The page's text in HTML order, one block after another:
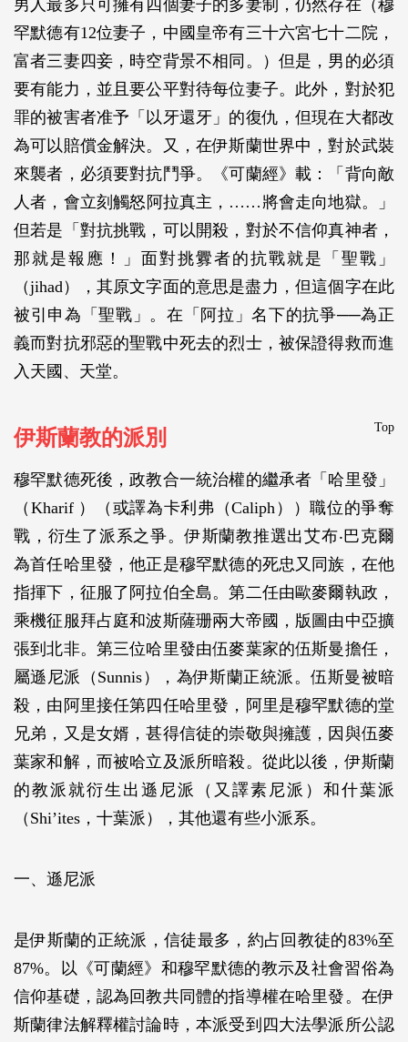
男人最多只可擁有四個妻子的多妻制，仍然存在（穆
罕默德有12位妻子，中國皇帝有三十六宮七十二院，
富者三妻四妾，時空背景不相同。）但是，男的必須
要有能力，並且要公平對待每位妻子。此外，對於犯
罪的被害者准予「以牙還牙」的復仇，但現在大都改
為可以賠償金解決。又，在伊斯蘭世界中，對於武裝
來襲者，必須要對抗鬥爭。《可蘭經》載：「背向敵
人者，會立刻觸怒阿拉真主，……將會走向地獄。」
但若是「對抗挑戰，可以開殺，對於不信仰真神者，
那就是報應！」面對挑釁者的抗戰就是「聖戰」
（jihad），其原文字面的意思是盡力，但這個字在此
被引申為「聖戰」。在「阿拉」名下的抗爭──為正
義而對抗邪惡的聖戰中死去的烈士，被保證得救而進
入天國、天堂。
Top
伊斯蘭教的派別
穆罕默德死後，政教合一統治權的繼承者「哈里發」
（Kharif ）（或譯為卡利弗（Caliph））職位的爭奪
戰，衍生了派系之爭。伊斯蘭教推選出艾布‧巴克爾
為首任哈里發，他正是穆罕默德的死忠又同族，在他
指揮下，征服了阿拉伯全島。第二任由歐麥爾執政，
乘機征服拜占庭和波斯薩珊兩大帝國，版圖由中亞擴
張到北非。第三位哈里發由伍麥葉家的伍斯曼擔任，
屬遜尼派（Sunnis），為伊斯蘭正統派。伍斯曼被暗
殺，由阿里接任第四任哈里發，阿里是穆罕默德的堂
兄弟，又是女婿，甚得信徒的崇敬與擁護，因與伍麥
葉家和解，而被哈立及派所暗殺。從此以後，伊斯蘭
的教派就衍生出遜尼派（又譯素尼派）和什葉派
（Shi’ites，十葉派），其他還有些小派系。
一、遜尼派
是伊斯蘭的正統派，信徒最多，約占回教徒的83%至
87%。以《可蘭經》和穆罕默德的教示及社會習俗為
信仰基礎，認為回教共同體的指導權在哈里發。在伊
斯蘭律法解釋權討論時，本派受到四大法學派所公認